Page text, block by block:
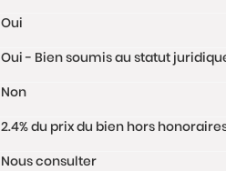
Oui
Oui - Bien soumis au statut
Non
2.4% du prix du bien hors
Nous consulter